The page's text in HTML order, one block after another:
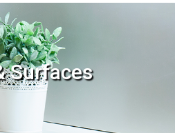
Surfaces